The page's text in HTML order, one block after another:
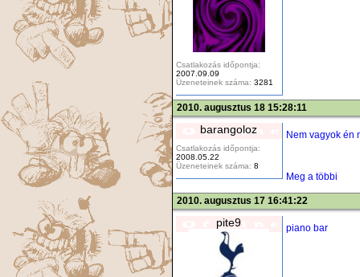
Csatlakozás időpontja:
2007.09.09
Üzeneteinek száma: 3281
2010. augusztus 18 15:28:11
barangoloz
Csatlakozás időpontja:
2008.05.22
Üzeneteinek száma: 8
Nem vagyok én
Meg a többi
2010. augusztus 17 16:41:22
pite9 piano bar